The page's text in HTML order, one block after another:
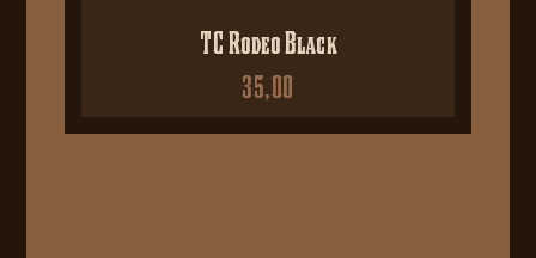
TC Rodeo Black
35,00